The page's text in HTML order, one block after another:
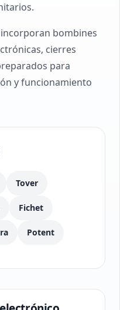
bombines
cierres
para
y funcionamiento
Tover
Fichet
Potent